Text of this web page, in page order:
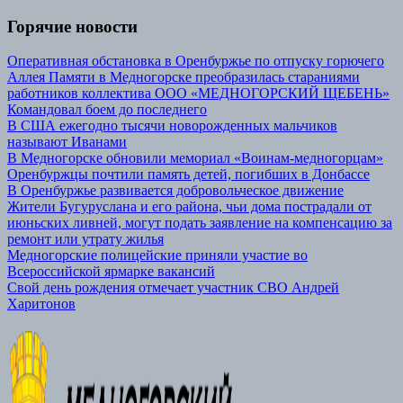
Горячие новости
Оперативная обстановка в Оренбуржье по отпуску горючего
Аллея Памяти в Медногорске преобразилась стараниями
работников коллектива ООО «МЕДНОГОРСКИЙ ЩЕБЕНЬ»
Командовал боем до последнего
В США ежегодно тысячи новорожденных мальчиков
называют Иванами
В Медногорске обновили мемориал «Воинам-медногорцам»
Оренбуржцы почтили память детей, погибших в Донбассе
В Оренбуржье развивается добровольческое движение
Жители Бугуруслана и его района, чьи дома пострадали от
июньских ливней, могут подать заявление на компенсацию за
ремонт или утрату жилья
Медногорские полицейские приняли участие во
Всероссийской ярмарке вакансий
Свой день рождения отмечает участник СВО Андрей
Харитонов